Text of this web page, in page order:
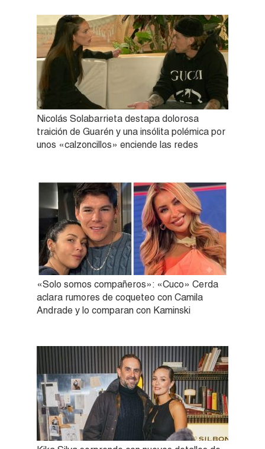
Nicolás Solabarrieta destapa dolorosa
traición de Guarén y una insólita polémica por
unos «calzoncillos» enciende las redes
«Solo somos compañeros»: «Cuco» Cerda
aclara rumores de coqueteo con Camila
Andrade y lo comparan con Kaminski